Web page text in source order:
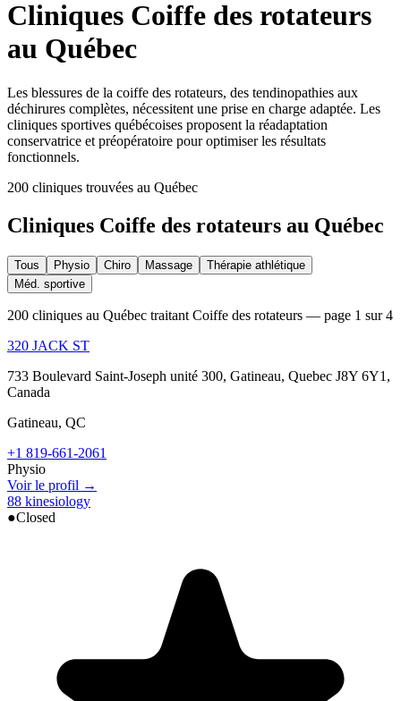
Cliniques Coiffe des rotateurs
au Québec
Les blessures de la coiffe des rotateurs, des tendinopathies aux
déchirures complètes, nécessitent une prise en charge adaptée. Les
cliniques sportives québécoises proposent la réadaptation
conservatrice et préopératoire pour optimiser les résultats
fonctionnels.
200 cliniques trouvées au Québec
Cliniques Coiffe des rotateurs au Québec
Tous Physio Chiro Massage
Thérapie athlétique
Méd. sportive
200 cliniques au Québec traitant Coiffe des rotateurs — page 1 sur 4
320 JACK ST
733 Boulevard Saint-Joseph unité 300, Gatineau, Quebec J8Y 6Y1,
Canada
Gatineau, QC
+1 819-661-2061
Physio
Voir le profil →
88 kinesiology
●Closed